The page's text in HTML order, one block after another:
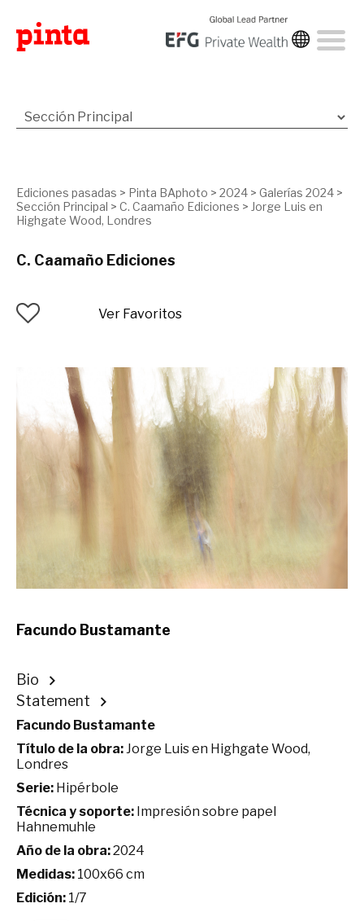
Ediciones pasadas > Pinta BAphoto > 2024 > Galerías 2024 >
Sección Principal > C. Caamaño Ediciones > Jorge Luis en
Highgate Wood, Londres
C. Caamaño Ediciones
Ver Favoritos
Facundo Bustamante
Bio
Statement
Facundo Bustamante
Título de la obra:Jorge Luis en Highgate Wood,
Londres
Serie: Hipérbole
Técnica y soporte: Impresión sobre papel
Hahnemuhle
Año de la obra:2024
Medidas: 100x66 cm
Edición: 1/7